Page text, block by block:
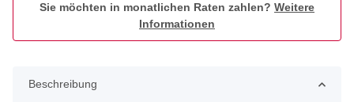
Sie möchten in monatlichen Raten zahlen? Weitere
Informationen
Beschreibung